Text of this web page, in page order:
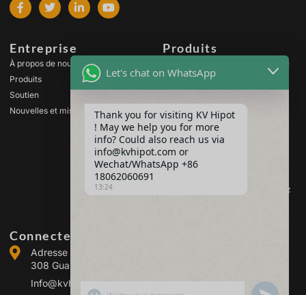
Entreprise
À propos de nous
Produits
Soutien
Nouvelles et mises à jour
Produits
Équipement d'essai à haute
tension
Équipement d'essai de
Équipement de test des
batteries
Équipement de test des
interrupteurs HT
Équipement d'essai des gaz
Connectez-vous avec nous
Adresse :Building 2, Guanggu Power Industrial Park, No.
308 Guanggu Avenue (Jiangxia District), Wuhan, Chine
Info@kvhipot.com
Let's chat on WhatsApp
Thank you for visiting KV Hipot
! May we help you for more
info? Could also reach us via
info@kvhipot.com or
Wechat/WhatsApp +86
18062060691
13:24
SHOW EMOJIS UNDEFINED